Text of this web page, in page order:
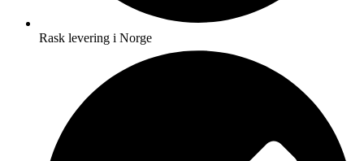
Rask levering i Norge